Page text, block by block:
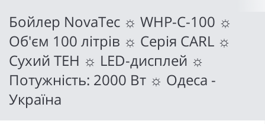
Бойлер NovaTec ☼ WHP-C-100 ☼
Об'єм 100 літрів ☼ Серія CARL ☼
Сухий ТЕН ☼ LED-дисплей ☼
Потужність: 2000 Вт ☼ Одеса -
Україна